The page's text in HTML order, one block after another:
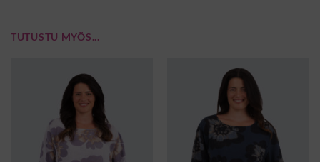
TUTUSTU MYÖS...